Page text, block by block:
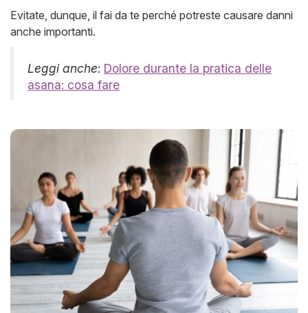
Evitate, dunque, il fai da te perché potreste causare danni
anche importanti.
Leggi anche: Dolore durante la pratica delle
asana: cosa fare